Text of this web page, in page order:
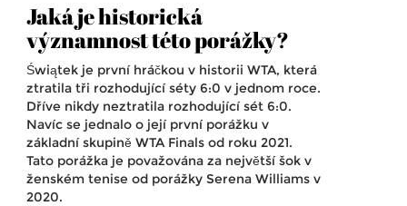
Jaká je historická
významnost této porážky?
Świątek je první hráčkou v historii WTA, která
ztratila tři rozhodující séty 6:0 v jednom roce.
Dříve nikdy neztratila rozhodující sét 6:0.
Navíc se jednalo o její první porážku v
základní skupině WTA Finals od roku 2021.
Tato porážka je považována za největší šok v
ženském tenise od porážky Serena Williams v
2020.